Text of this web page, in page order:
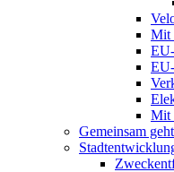
Mit
Mit
Gemeinsam